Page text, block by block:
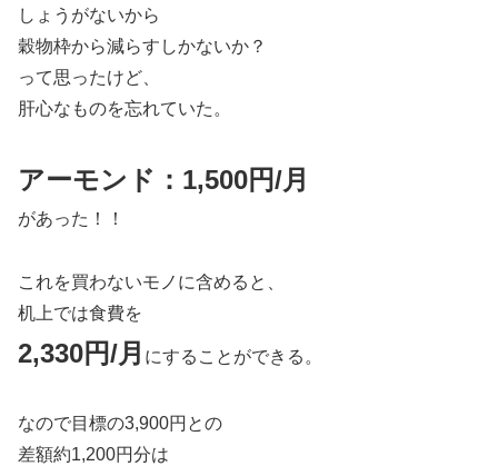
しょうがないから
穀物枠から減らすしかないか？
って思ったけど、
肝心なものを忘れていた。
アーモンド：1,500円/月
があった！！
これを買わないモノに含めると、
机上では食費を
2,330円/月 にすることができる。
なので目標の3,900円との
差額約1,200円分は